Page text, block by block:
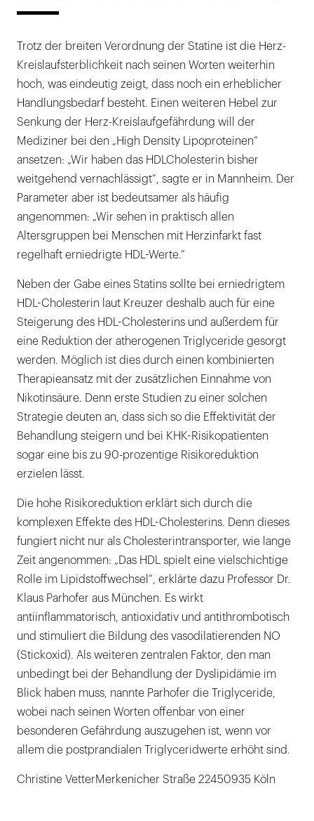
Trotz der breiten Verordnung der Statine ist die Herz-
Kreislaufsterblichkeit nach seinen Worten weiterhin
hoch, was eindeutig zeigt, dass noch ein erheblicher
Handlungsbedarf besteht. Einen weiteren Hebel zur
Senkung der Herz-Kreislaufgefährdung will der
Mediziner bei den „High Density Lipoproteinen“
ansetzen: „Wir haben das HDLCholesterin bisher
weitgehend vernachlässigt“, sagte er in Mannheim. Der
Parameter aber ist bedeutsamer als häufig
angenommen: „Wir sehen in praktisch allen
Altersgruppen bei Menschen mit Herzinfarkt fast
regelhaft erniedrigte HDL-Werte.“
Neben der Gabe eines Statins sollte bei erniedrigtem
HDL-Cholesterin laut Kreuzer deshalb auch für eine
Steigerung des HDL-Cholesterins und außerdem für
eine Reduktion der atherogenen Triglyceride gesorgt
werden. Möglich ist dies durch einen kombinierten
Therapieansatz mit der zusätzlichen Einnahme von
Nikotinsäure. Denn erste Studien zu einer solchen
Strategie deuten an, dass sich so die Effektivität der
Behandlung steigern und bei KHK-Risikopatienten
sogar eine bis zu 90-prozentige Risikoreduktion
erzielen lässt.
Die hohe Risikoreduktion erklärt sich durch die
komplexen Effekte des HDL-Cholesterins. Denn dieses
fungiert nicht nur als Cholesterintransporter, wie lange
Zeit angenommen: „Das HDL spielt eine vielschichtige
Rolle im Lipidstoffwechsel“, erklärte dazu Professor Dr.
Klaus Parhofer aus München. Es wirkt
antiinflammatorisch, antioxidativ und antithrombotisch
und stimuliert die Bildung des vasodilatierenden NO
(Stickoxid). Als weiteren zentralen Faktor, den man
unbedingt bei der Behandlung der Dyslipidämie im
Blick haben muss, nannte Parhofer die Triglyceride,
wobei nach seinen Worten offenbar von einer
besonderen Gefährdung auszugehen ist, wenn vor
allem die postprandialen Triglyceridwerte erhöht sind.
Christine VetterMerkenicher Straße 22450935 Köln